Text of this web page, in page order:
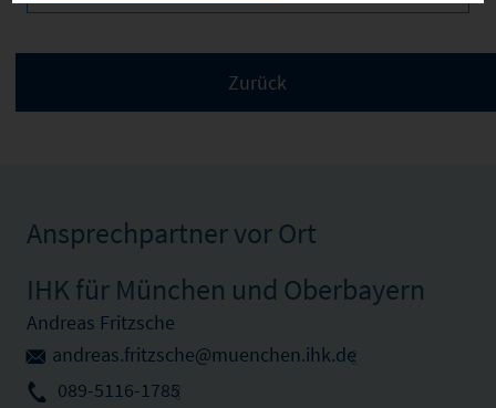
Ansprechpartner vor Ort
IHK für München und Oberbayern
Andreas Fritzsche
andreas.fritzsche@muenchen.ihk.de
089-5116-1785